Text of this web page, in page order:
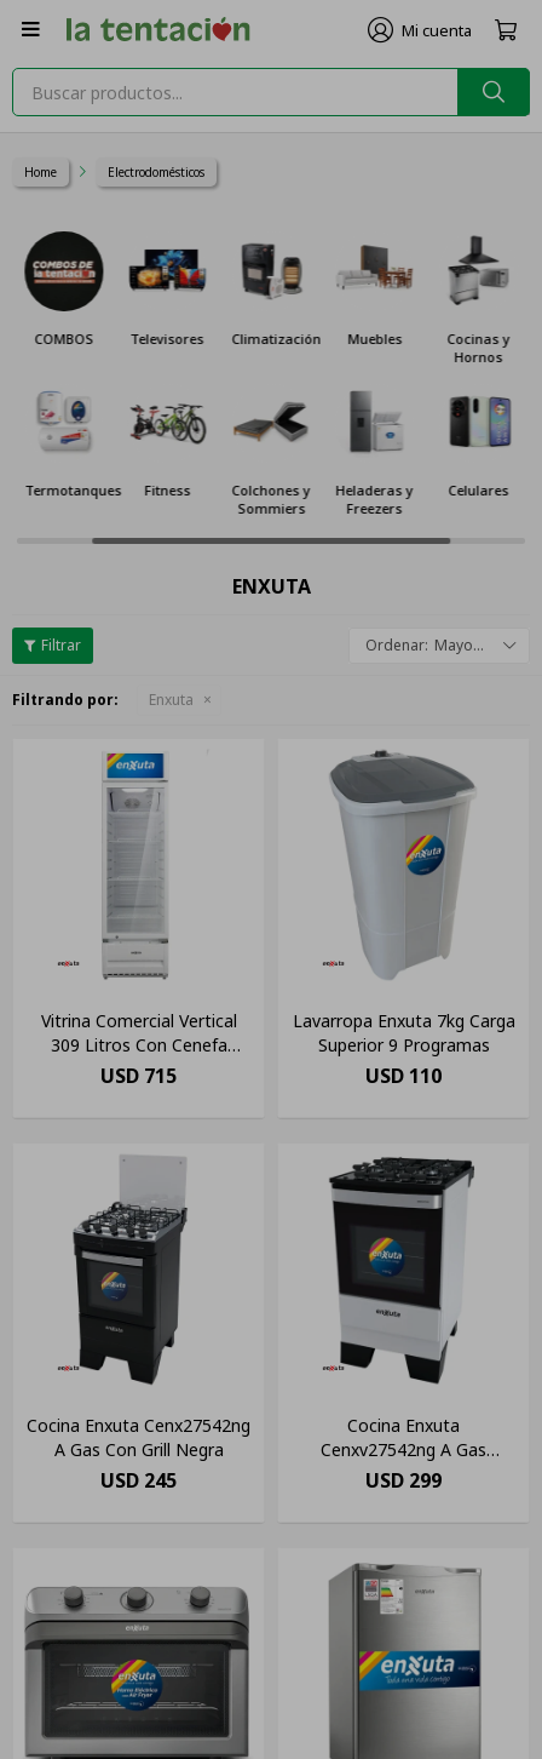

Home Electrodomésticos
COMBOS Televisores Climatización Muebles
Cocinas y
Hornos
Termotanques Fitness
Colchones y
Sommiers
Heladeras y
Freezers
Celulares
ENXUTA
Mayor descuento
Filtrando por: Enxuta
Vitrina Comercial Vertical
309 Litros Con Cenefa
Luminosa Led
USD 715
Lavarropa Enxuta 7kg Carga
Superior 9 Programas
USD 110
Cocina Enxuta Cenx27542ng
A Gas Con Grill Negra
USD 245
Cocina Enxuta
Cenxv27542ng A Gas
Mesada Vidrio
USD 299